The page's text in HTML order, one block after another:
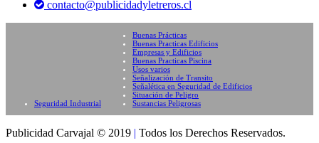
contacto@publicidadyletreros.cl
Seguridad Industrial
Buenas Prácticas
Buenas Practicas Edificios
Empresas y Edificios
Buenas Practicas Piscina
Usos varios
Señalización de Transito
Señalética en Seguridad de Edificios
Situación de Peligro
Sustancias Peligrosas
Publicidad Carvajal © 2019 | Todos los Derechos Reservados.